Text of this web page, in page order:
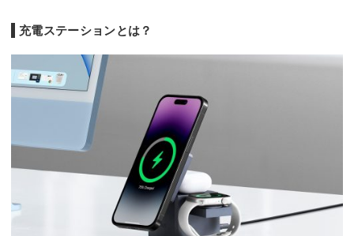
サイズ
い)
充電ステーションとは？